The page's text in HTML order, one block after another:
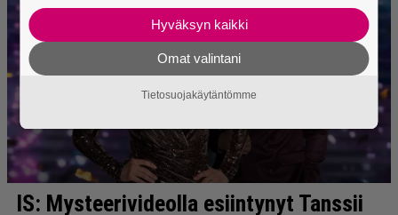
Hyväksyn kaikki
Omat valintani
Tietosuojakäytäntömme